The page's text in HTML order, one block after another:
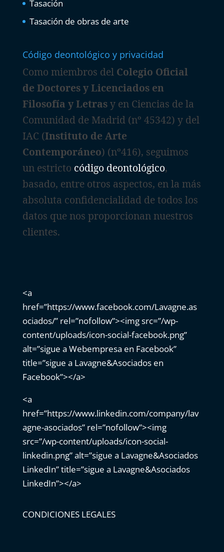
Tasación
Tasación de obras de arte
Código deontológico y privacidad
Como miembros delColegio Oficial
de Doctores y Licenciados en
Filosofía y Letrasy en Ciencias de la
Comunidad de Madrid (nº 45342) y del
IAC (Instituto de Arte
Contemporáneo) (nº416), seguimos
un estricto código deontológico,
basado, entre otros aspectos, en la más
absoluta confidencialidad de todos los
datos que nos proporcionan nuestros
clientes.
<a
href=”https://www.facebook.com/Lavagne.as
ociados/” rel=”nofollow”><img src=”/wp-
content/uploads/icon-social-facebook.png”
alt=”sigue a Webempresa en Facebook”
title=”sigue a Lavagne&Asociados en
Facebook”></a>
<a
href=”https://www.linkedin.com/company/lav
agne-asociados” rel=”nofollow”><img
src=”/wp-content/uploads/icon-social-
linkedin.png” alt=”sigue a Lavagne&Asociados
LinkedIn” title=”sigue a Lavagne&Asociados
LinkedIn”></a>
CONDICIONES LEGALES